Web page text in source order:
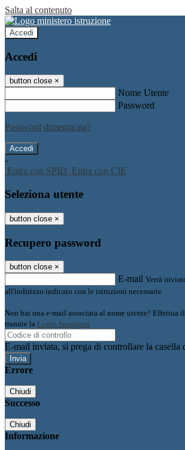
Salta al contenuto
Accedi
Accedi
button close ×
Nome Utente
Password
Password dimenticata?
-
Entra con SPID Entra con CIE
Seleziona utente
button close ×
Recupero password
button close ×
E-mail Verrà
all'indirizzo indicato con le istruzioni necessarie.
Non hai una e-mail associata al nome utente? Effettua
tramite la Login Spaggiari
E-mail inviata, si prega di controllare la casella
Errore
Chiudi
Successo
Chiudi
Informazione